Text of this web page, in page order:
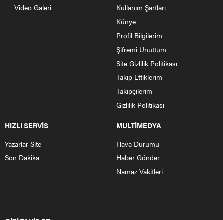
Video Galeri
Kullanım Şartları
Künye
Profil Bilgilerim
Şifremi Unuttum
Site Gizlilik Politikası
Takip Ettiklerim
Takipçilerim
Gizlilik Politikası
HIZLI SERVİS
Yazarlar Site
Son Dakika
MULTİMEDYA
Hava Durumu
Haber Gönder
Namaz Vakitleri